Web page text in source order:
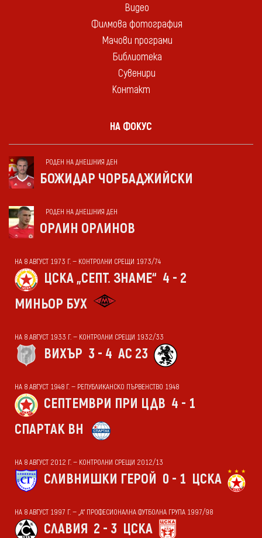
Видео
Филмова фотография
Мачови програми
Библиотека
Сувенири
Контакт
НА ФОКУС
РОДЕН НА ДНЕШНИЯ ДЕН
БОЖИДАР ЧОРБАДЖИЙСКИ
РОДЕН НА ДНЕШНИЯ ДЕН
ОРЛИН ОРЛИНОВ
НА 8 АВГУСТ 1973 Г. — КОНТРОЛНИ СРЕЩИ 1973/74
ЦСКА „СЕПТ. ЗНАМЕ“ 4 - 2
МИНЬОР БУХ
НА 8 АВГУСТ 1933 Г. — КОНТРОЛНИ СРЕЩИ 1932/33
ВИХЪР 3 - 4 АС 23
НА 8 АВГУСТ 1948 Г. — РЕПУБЛИКАНСКО ПЪРВЕНСТВО 1948
СЕПТЕМВРИ ПРИ ЦДВ 4 - 1
СПАРТАК ВН
НА 8 АВГУСТ 2012 Г. — КОНТРОЛНИ СРЕЩИ 2012/13
СЛИВНИШКИ ГЕРОЙ 0 - 1 ЦСКА
НА 8 АВГУСТ 1997 Г. — „А“ ПРОФЕСИОНАЛНА ФУТБОЛНА ГРУПА 1997/98
СЛАВИЯ 2 - 3 ЦСКА